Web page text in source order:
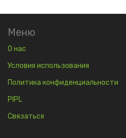
Меню
О нас
Условия использования
Политика конфиденциальности
PIPL
Связаться